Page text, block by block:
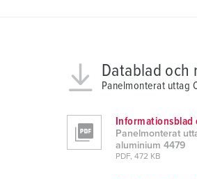
Datablad och
Panelmonterat uttag
Informationsblad
Panelmonterat
aluminium 4479
PDF, 472 KB